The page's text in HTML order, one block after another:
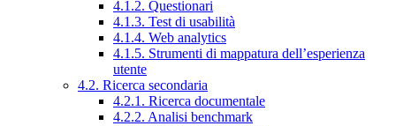
4.1.2. Questionari
4.1.3. Test di usabilità
4.1.4. Web analytics
4.1.5. Strumenti di mappatura dell’esperienza
utente
4.2. Ricerca secondaria
4.2.1. Ricerca documentale
4.2.2. Analisi benchmark